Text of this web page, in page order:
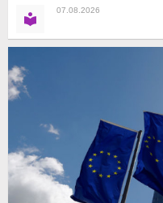
07.08.2026